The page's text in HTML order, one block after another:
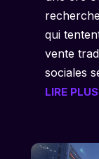
qui
vente
sociales
LIRE PLUS